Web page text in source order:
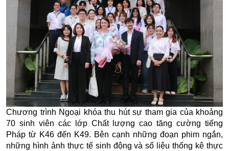
Chương trình Ngoại khóa thu hút sự tham gia của khoảng
70 sinh viên các lớp Chất lượng cao tăng cường tiếng
Pháp từ K46 đến K49. Bên cạnh những đoạn phim ngắn,
những hình ảnh thực tế sinh động và số liệu thống kê thực